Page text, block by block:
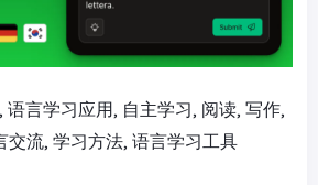
语言学习应用, 自主学习, 阅读, 写作,
交流, 学习方法, 语言学习工具